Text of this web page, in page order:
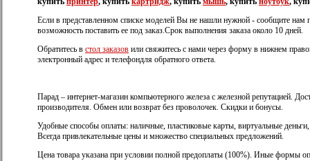
Если в представленном списке моделей Вы не нашли нужной - сообщите
возможность поставить ее под заказ.Срок выполнения заказа около 10 дней.
Обратитесь в стол заказов или свяжитесь с нами через форму в нижнем
электронный адрес и телефондля обратного ответа.
Парад – интернет-магазин компьютерного железа с железной репутацией.
производителя. Обмен или возврат без проволочек. Скидки и бонусы.
Удобные способы оплаты: наличные, пластиковые карты, виртуальные
Всегда привлекательные цены и множество специальных предложений.
Цена товара указана при условии полной предоплаты (100%). Иные формы